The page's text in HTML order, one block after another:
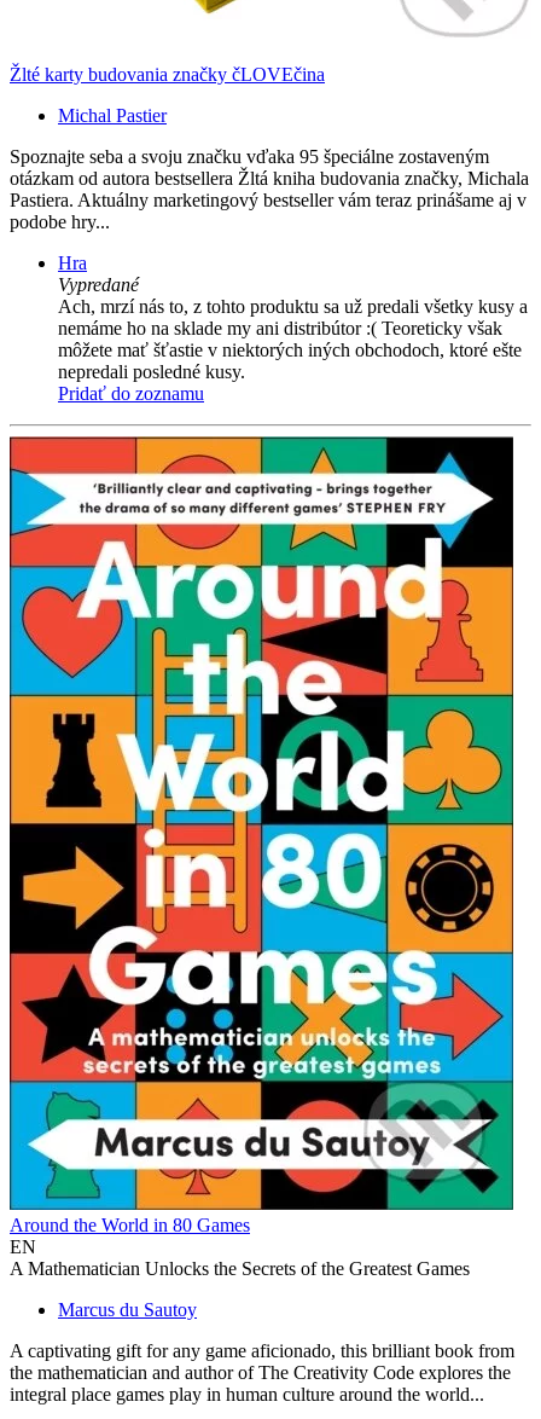
Žlté karty budovania značky čLOVEčina
Michal Pastier
Spoznajte seba a svoju značku vďaka 95 špeciálne zostaveným
otázkam od autora bestsellera Žltá kniha budovania značky, Michala
Pastiera. Aktuálny marketingový bestseller vám teraz prinášame aj v
podobe hry...
Hra
Vypredané
Ach, mrzí nás to, z tohto produktu sa už predali všetky kusy a
nemáme ho na sklade my ani distribútor :( Teoreticky však
môžete mať šťastie v niektorých iných obchodoch, ktoré ešte
nepredali posledné kusy.
Pridať do zoznamu
Around the World in 80 Games
EN
A Mathematician Unlocks the Secrets of the Greatest Games
Marcus du Sautoy
A captivating gift for any game aficionado, this brilliant book from
the mathematician and author of The Creativity Code explores the
integral place games play in human culture around the world...